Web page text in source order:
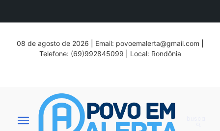
08 de agosto de 2026 Email: povoemalerta@gmail.com
Telefone: (69)992845099
Local: Rondônia